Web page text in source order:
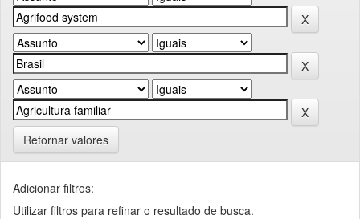
Retornar valores
Adicionar filtros:
Utilizar filtros para refinar o resultado de busca.